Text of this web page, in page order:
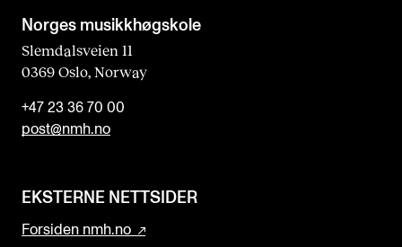
Norges musikk­høgskole
Slemdalsveien 11
0369 Oslo, Norway
+47 23 36 70 00
post@nmh.no
EKSTERNE NETTSIDER
Forsiden nmh.no